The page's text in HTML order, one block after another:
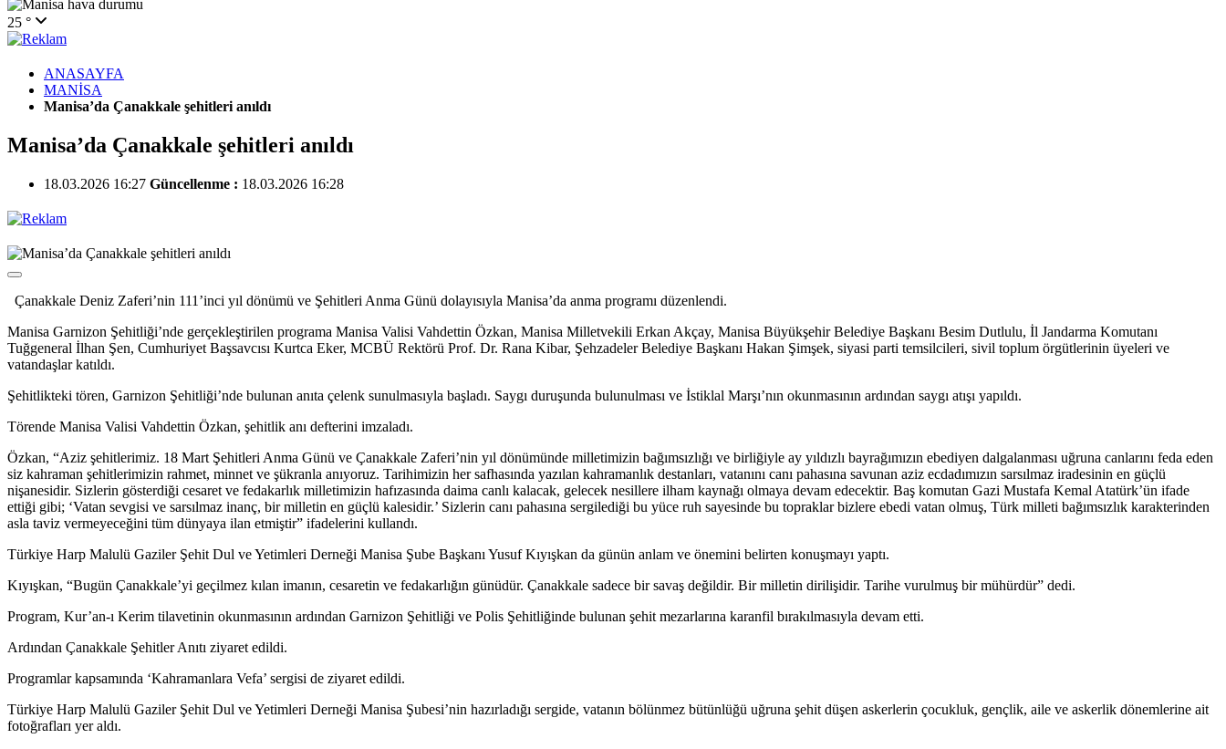
25 °
ANASAYFA
MANİSA
Manisa’da Çanakkale şehitleri anıldı
Manisa’da Çanakkale şehitleri anıldı
18.03.2026 16:27 Güncellenme : 18.03.2026 16:28
Çanakkale Deniz Zaferi’nin 111’inci yıl dönümü ve Şehitleri Anma Günü dolayısıyla Manisa’da anma programı düzenlendi.
Manisa Garnizon Şehitliği’nde gerçekleştirilen programa Manisa Valisi Vahdettin Özkan, Manisa Milletvekili Erkan Akçay, Manisa Büyükşehir Belediye Başkanı Besim Dutlulu, İl Jandarma Komutanı
Tuğgeneral İlhan Şen, Cumhuriyet Başsavcısı Kurtca Eker, MCBÜ Rektörü Prof. Dr. Rana Kibar, Şehzadeler Belediye Başkanı Hakan Şimşek, siyasi parti temsilcileri, sivil toplum örgütlerinin üyeleri ve
vatandaşlar katıldı.
Şehitlikteki tören, Garnizon Şehitliği’nde bulunan anıta çelenk sunulmasıyla başladı. Saygı duruşunda bulunulması ve İstiklal Marşı’nın okunmasının ardından saygı atışı yapıldı.
Törende Manisa Valisi Vahdettin Özkan, şehitlik anı defterini imzaladı.
Özkan, “Aziz şehitlerimiz. 18 Mart Şehitleri Anma Günü ve Çanakkale Zaferi’nin yıl dönümünde milletimizin bağımsızlığı ve birliğiyle ay yıldızlı bayrağımızın ebediyen dalgalanması uğruna canlarını feda eden
siz kahraman şehitlerimizin rahmet, minnet ve şükranla anıyoruz. Tarihimizin her safhasında yazılan kahramanlık destanları, vatanını canı pahasına savunan aziz ecdadımızın sarsılmaz iradesinin en güçlü
nişanesidir. Sizlerin gösterdiği cesaret ve fedakarlık milletimizin hafızasında daima canlı kalacak, gelecek nesillere ilham kaynağı olmaya devam edecektir. Baş komutan Gazi Mustafa Kemal Atatürk’ün ifade
ettiği gibi; ‘Vatan sevgisi ve sarsılmaz inanç, bir milletin en güçlü kalesidir.’ Sizlerin canı pahasına sergilediği bu yüce ruh sayesinde bu topraklar bizlere ebedi vatan olmuş, Türk milleti bağımsızlık karakterinden
asla taviz vermeyeceğini tüm dünyaya ilan etmiştir” ifadelerini kullandı.
Türkiye Harp Malulü Gaziler Şehit Dul ve Yetimleri Derneği Manisa Şube Başkanı Yusuf Kıyışkan da günün anlam ve önemini belirten konuşmayı yaptı.
Kıyışkan, “Bugün Çanakkale’yi geçilmez kılan imanın, cesaretin ve fedakarlığın günüdür. Çanakkale sadece bir savaş değildir. Bir milletin dirilişidir. Tarihe vurulmuş bir mühürdür” dedi.
Program, Kur’an-ı Kerim tilavetinin okunmasının ardından Garnizon Şehitliği ve Polis Şehitliğinde bulunan şehit mezarlarına karanfil bırakılmasıyla devam etti.
Ardından Çanakkale Şehitler Anıtı ziyaret edildi.
Programlar kapsamında ‘Kahramanlara Vefa’ sergisi de ziyaret edildi.
Türkiye Harp Malulü Gaziler Şehit Dul ve Yetimleri Derneği Manisa Şubesi’nin hazırladığı sergide, vatanın bölünmez bütünlüğü uğruna şehit düşen askerlerin çocukluk, gençlik, aile ve askerlik dönemlerine ait
fotoğrafları yer aldı.